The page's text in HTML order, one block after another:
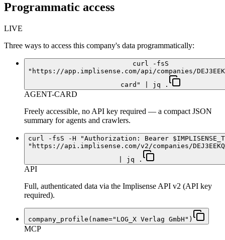
Programmatic access
LIVE
Three ways to access this company's data programmatically:
curl -fsS
"https://app.implisense.com/api/companies/
card" | jq .
AGENT-CARD
Freely accessible, no API key required — a compact JSON
summary for agents and crawlers.
curl -fsS -H "Authorization: Bearer
"https://api.implisense.com/v2/companies/
| jq .
API
Full, authenticated data via the Implisense API v2 (API key
required).
company_profile(name="LOG_X Verlag GmbH")
MCP